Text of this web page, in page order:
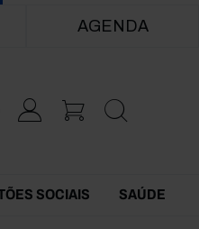
AGENDA
SOCIAIS SAÚDE